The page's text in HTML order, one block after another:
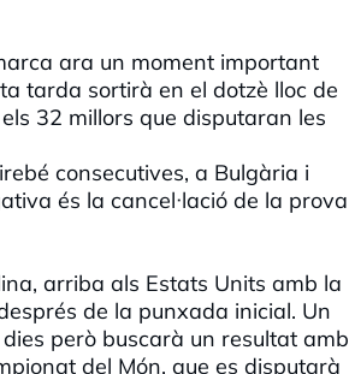
ara un moment important
tarda sortirà en el dotzè lloc de
32 millors que disputaran les
consecutives, a Bulgària i
és la cancel·lació de la prova
arriba als Estats Units amb la
de la punxada inicial. Un
però buscarà un resultat amb
del Món, que es disputarà